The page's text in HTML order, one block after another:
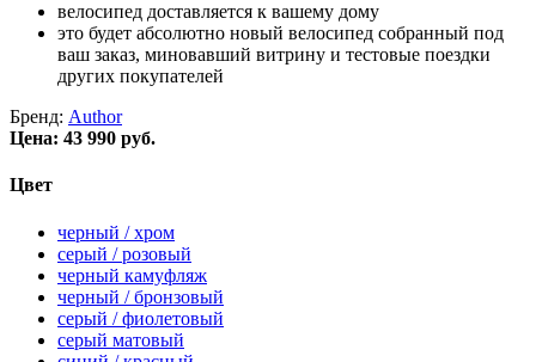
велосипед доставляется к вашему дому
это будет абсолютно новый велосипед собранный под
ваш заказ, миновавший витрину и тестовые поездки
других покупателей
Бренд: Author
Цена: 43 990 руб.
Цвет
черный / хром
серый / розовый
черный камуфляж
черный / бронзовый
серый / фиолетовый
серый матовый